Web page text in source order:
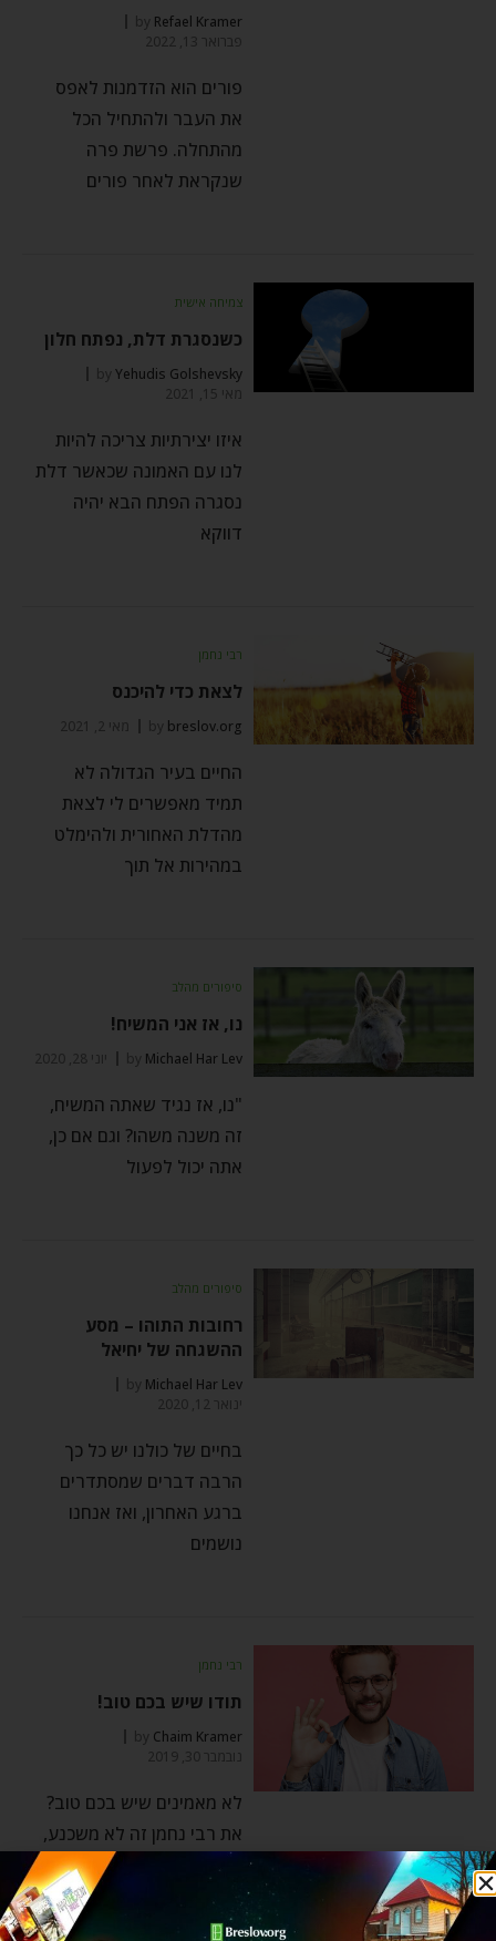
by Refael Kramer
פברואר 13, 2022
פורים הוא הזדמנות לאפס
את העבר ולהתחיל הכל
מהתחלה. פרשת פרה
שנקראת לאחר פורים
צמיחה אישית
כשנסגרת דלת, נפתח חלון
byYehudis Golshevsky
מאי 15, 2021
איזו יצירתיות צריכה להיות
לנו עם האמונה שכאשר דלת
נסגרה הפתח הבא יהיה
דווקא
רבי נחמן
לצאת כדי להיכנס
by breslov.org מאי 2, 2021
החיים בעיר הגדולה לא
תמיד מאפשרים לי לצאת
מהדלת האחורית ולהימלט
במהירות אל תוך
סיפורים מהלב
נו, אז אני המשיח!
by Michael Har Lev יוני 28, 2020
"נו, אז נגיד שאתה המשיח,
זה משנה משהו? וגם אם כן,
אתה יכול לפעול
סיפורים מהלב
רחובות התוהו – מסע
ההשגחה של יחיאל
by Michael Har Lev
ינואר 12, 2020
בחיים של כולנו יש כל כך
הרבה דברים שמסתדרים
ברגע האחרון, ואז אנחנו
נושמים
רבי נחמן
תודו שיש בכם טוב!
by Chaim Kramer
נובמבר 30, 2019
לא מאמינים שיש בכם טוב?
את רבי נחמן זה לא משכנע,
הוא מאלץ אותנו